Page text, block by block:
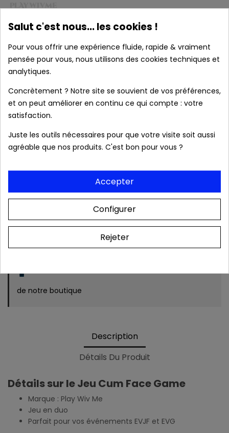
J'accepte les conditions générales et la
VALIDER VOTRE EMAIL
Produits authentiques au meilleur prix
Livraison rapide 24/48h
Frais de port OFFERTS dès 39 € (France
de notre boutique
Description
Détails Du Produit
Détails sur le Jeu Cum Face Game
Marque : Play Wiv Me
Jeu en duo
Parfait pour vos événements EVJF et EVG
Salut c'est nous... les cookies !
Pour vous offrir une expérience fluide, rapide & vraiment
pensée pour vous, nous utilisons des cookies techniques et
analytiques.
Concrètement ? Notre site se souvient de vos préférences,
et on peut améliorer en continu ce qui compte : votre
satisfaction.
Juste les outils nécessaires pour que votre visite soit aussi
agréable que nos produits. C'est bon pour vous ?
Accepter
Configurer
Rejeter